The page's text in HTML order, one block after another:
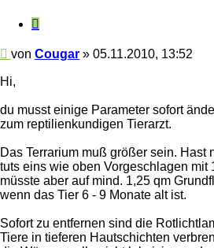
Zitieren
Beitrag
von Cougar » 05.11.2010, 13:52
Hi,
du musst einige Parameter sofort
zum reptilienkundigen Tierarzt.
Das Terrarium muß größer sein. Hast
tuts eins wie oben Vorgeschlagen mit
müsste aber auf mind. 1,25 qm
wenn das Tier 6 - 9 Monate alt ist.
Sofort zu entfernen sind die
Tiere in tieferen Hautschichten